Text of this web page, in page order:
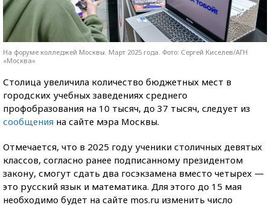
На форуме колледжей Москвы. Март 2025 года. Фото: Сергей Киселев/АГН
«Москва»
Столица увеличила количество бюджетных мест в
городских учебных заведениях среднего
профобразования на 10 тысяч, до 37 тысяч, следует из
сообщения на сайте мэра Москвы.
Отмечается, что в 2025 году ученики столичных девятых
классов, согласно ранее подписанному президентом
закону, смогут сдать два госэкзамена вместо четырех —
это русский язык и математика. Для этого до 15 мая
необходимо будет на сайте mos.ru изменить число